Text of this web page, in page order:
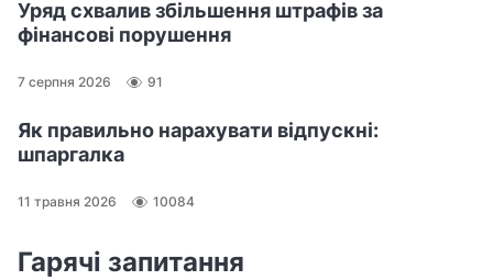
Уряд схвалив збільшення штрафів за
фінансові порушення
7 серпня 2026 91
Як правильно нарахувати відпускні:
шпаргалка
11 травня 2026 10084
Гарячі запитання